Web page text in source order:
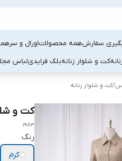
سفارشهمه محصولاتاورال و
کت و شلوار زنانهبلک فرایدیلباس
/کت و شلوار زنانه
کت و
1983
رنگ
کرم